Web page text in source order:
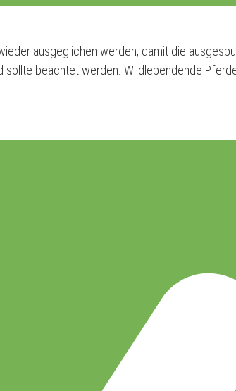
ausgeglichen werden, damit die
beachtet werden. Wildlebendende